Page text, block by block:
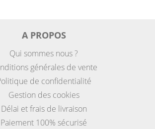
A PROPOS
Qui sommes nous ?
générales de vente
de confidentialité
Gestion des cookies
Délai et frais de livraison
Paiement 100% sécurisé